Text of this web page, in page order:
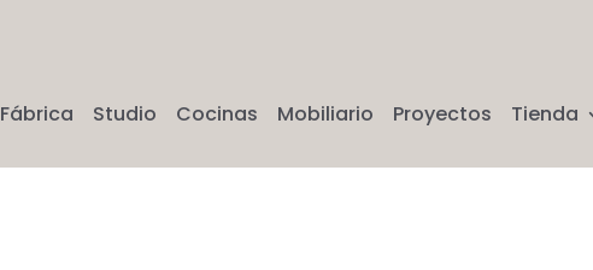
Fábrica Studio Cocinas Mobiliario Proyectos Tienda